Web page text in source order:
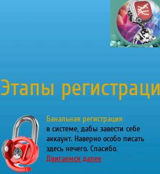
Этапы
Банальная регистрация
в системе, дабы завести себе
аккаунт. Наверно особо писать
здесь нечего. Спасибо.
Двигаемся далее